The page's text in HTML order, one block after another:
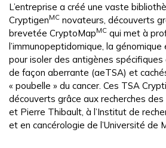
L’entreprise a créé une vaste
CryptigenMC novateurs, découverts
brevetée CryptoMapMC qui met à
l’immunopeptidomique, la
pour isoler des antigènes
de façon aberrante (aeTSA) et
« poubelle » du cancer. Ces TSA
découverts grâce aux recherches des
et Pierre Thibault, à l’Institut de
et en cancérologie de l’Université de